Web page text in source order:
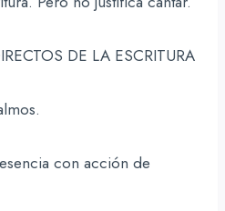
DE LA ESCRITURA
con acción de